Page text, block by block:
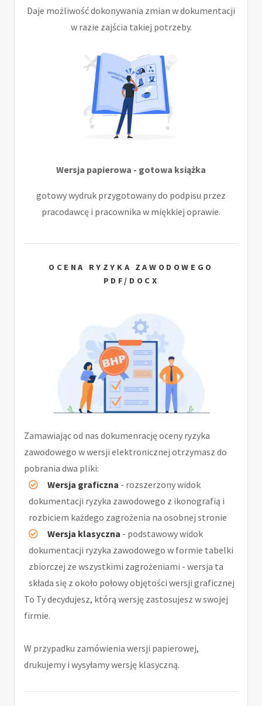
Daje możliwość dokonywania zmian w dokumentacji
w razie zajścia takiej potrzeby.
Wersja papierowa - gotowa książka
gotowy wydruk przygotowany do podpisu przez
pracodawcę i pracownika w miękkiej oprawie.
OCENA RYZYKA ZAWODOWEGO
PDF/DOCX
Zamawiając od nas dokumenrację oceny ryzyka
zawodowego w wersji elektronicznej otrzymasz do
pobrania dwa pliki:
Wersja graficzna - rozszerzony widok
dokumentacji ryzyka zawodowego z ikonografią i
rozbiciem każdego zagrożenia na osobnej stronie
Wersja klasyczna - podstawowy widok
dokumentacji ryzyka zawodowego w formie tabelki
zbiorczej ze wszystkimi zagrożeniami - wersja ta
składa się z około połowy objętości wersji graficznej
To Ty decydujesz, którą wersję zastosujesz w swojej
firmie.
W przypadku zamówienia wersji papierowej,
drukujemy i wysyłamy wersję klasyczną.